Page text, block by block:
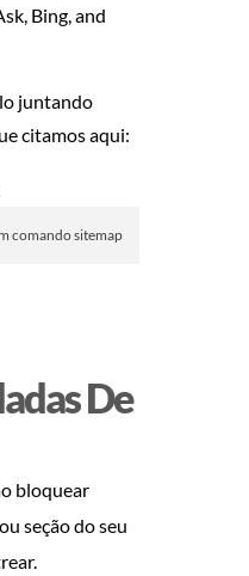
Bing, and
juntando
citamos aqui:
comando sitemap
De
bloquear
seção do seu